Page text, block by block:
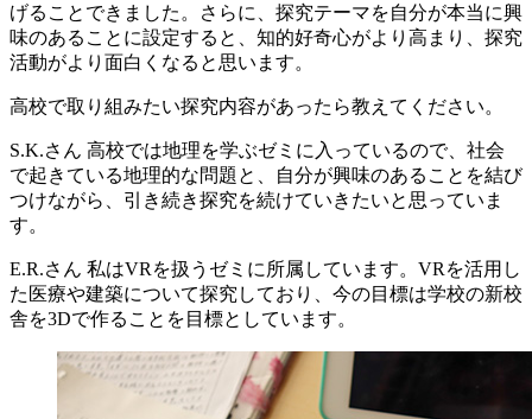
げることできました。さらに、探究テーマを自分が本当に興
味のあることに設定すると、知的好奇心がより高まり、探究
活動がより面白くなると思います。
高校で取り組みたい探究内容があったら教えてください。
S.K.さん 高校では地理を学ぶゼミに入っているので、社会
で起きている地理的な問題と、自分が興味のあることを結び
つけながら、引き続き探究を続けていきたいと思っていま
す。
E.R.さん 私はVRを扱うゼミに所属しています。VRを活用し
た医療や建築について探究しており、今の目標は学校の新校
舎を3Dで作ることを目標としています。